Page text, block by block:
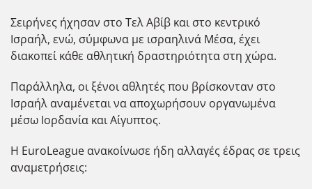
Σειρήνες ήχησαν στο Τελ Αβίβ και στο κεντρικό
Ισραήλ, ενώ, σύμφωνα με ισραηλινά Μέσα, έχει
διακοπεί κάθε αθλητική δραστηριότητα στη χώρα.
Παράλληλα, οι ξένοι αθλητές που βρίσκονταν στο
Ισραήλ αναμένεται να αποχωρήσουν οργανωμένα
μέσω Ιορδανία και Αίγυπτος.
Η EuroLeague ανακοίνωσε ήδη αλλαγές έδρας σε τρεις
αναμετρήσεις: